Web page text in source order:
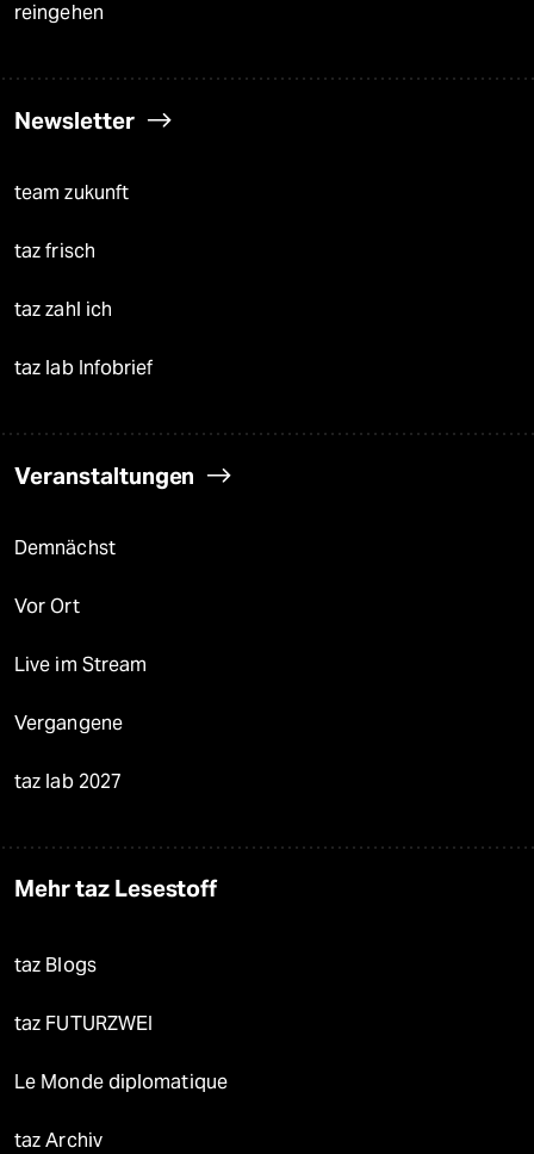
reingehen
Newsletter
team zukunft
taz frisch
taz zahl ich
taz lab Infobrief
Veranstaltungen
Demnächst
Vor Ort
Live im Stream
Vergangene
taz lab 2027
Mehr taz Lesestoff
taz Blogs
taz FUTURZWEI
Le Monde diplomatique
taz Archiv